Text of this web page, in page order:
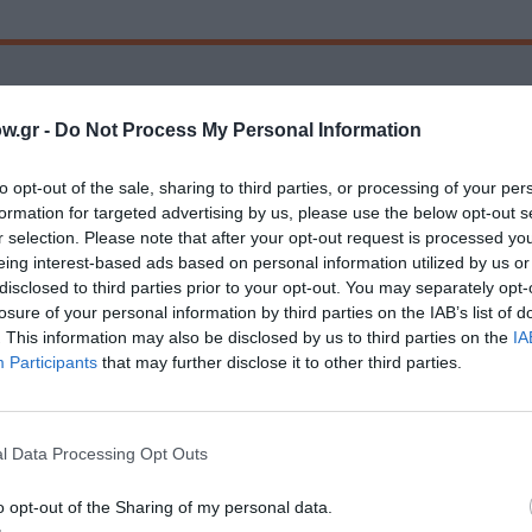
- Do Not Process My Personal Information
opt-out of the sale, sharing to third parties, or processing of your
for targeted advertising by us, please use the below opt-out
selection. Please note that after your opt-out request is processed
interest-based ads based on personal information utilized by us
to third parties prior to your opt-out. You may separately
of your personal information by third parties on the IAB’s list of
This information may also be disclosed by us to third parties on the
Participants that may further disclose it to other third parties.
Data Processing Opt Outs
opt-out of the Sharing of my personal data.
Από 2 Νοεμβρίου 2014Κυριακή στις 11:30πμ και στις 15:00
www.abcd.gr www.viva.gr | καταστήματα: Public,
πρώτοι όλες τις ειδήσεις
στοCulturenow.gr